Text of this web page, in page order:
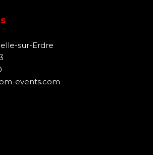
sur-Erdre
events.com